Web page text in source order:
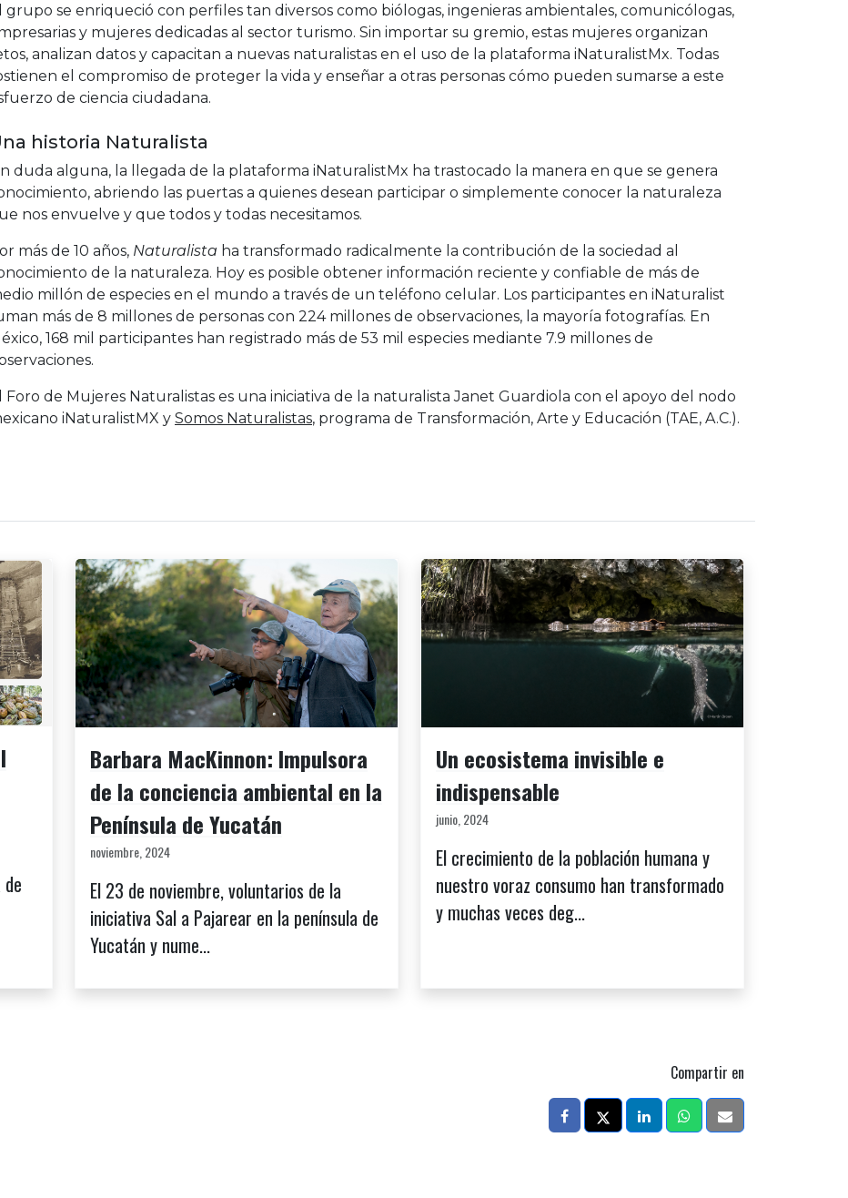
grupo se enriqueció con perfiles tan diversos como biólogas, ingenieras ambientales, comunicólogas,
y mujeres dedicadas al sector turismo. Sin importar su gremio, estas mujeres organizan
analizan datos y capacitan a nuevas naturalistas en el uso de la plataforma iNaturalistMx. Todas
el compromiso de proteger la vida y enseñar a otras personas cómo pueden sumarse a este
de ciencia ciudadana.
historia Naturalista
duda alguna, la llegada de la plataforma iNaturalistMx ha trastocado la manera en que se genera
abriendo las puertas a quienes desean participar o simplemente conocer la naturaleza
nos envuelve y que todos y todas necesitamos.
más de 10 años, Naturalista ha transformado radicalmente la contribución de la sociedad al
de la naturaleza. Hoy es posible obtener información reciente y confiable de más de
millón de especies en el mundo a través de un teléfono celular. Los participantes en iNaturalist
más de 8 millones de personas con 224 millones de observaciones, la mayoría fotografías. En
168 mil participantes han registrado más de 53 mil especies mediante 7.9 millones de
Foro de Mujeres Naturalistas es una iniciativa de la naturalista Janet Guardiola con el apoyo del nodo
iNaturalistMX y Somos Naturalistas, programa de Transformación, Arte y Educación (TAE, A.C.).
Barbara MacKinnon: Impulsora
de la conciencia ambiental en la
Península de Yucatán
noviembre, 2024
El 23 de noviembre, voluntarios de la
iniciativa Sal a Pajarear en la península de
Yucatán y nume...
Un ecosistema invisible e
indispensable
junio, 2024
El crecimiento de la población humana y
nuestro voraz consumo han transformado
y muchas veces deg...
Compartir en